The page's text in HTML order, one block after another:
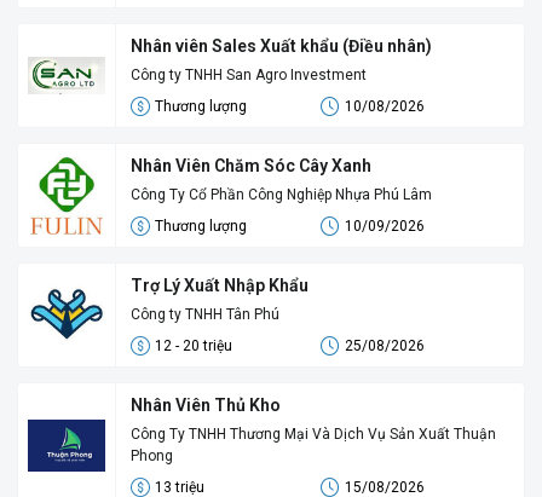
Nhân viên Sales Xuất khẩu (Điều nhân)
Công ty TNHH San Agro Investment
Thương lượng
10/08/2026
Nhân Viên Chăm Sóc Cây Xanh
Công Ty Cổ Phần Công Nghiệp Nhựa Phú Lâm
Thương lượng
10/09/2026
Trợ Lý Xuất Nhập Khẩu
Công ty TNHH Tân Phú
12 - 20 triệu
25/08/2026
Nhân Viên Thủ Kho
Công Ty TNHH Thương Mại Và Dịch Vụ Sản Xuất Thuận
Phong
13 triệu
15/08/2026